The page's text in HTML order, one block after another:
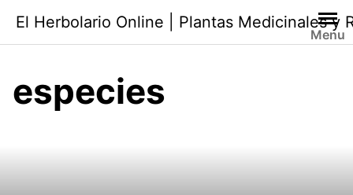
contenido
El Herbolario Online | Plantas Medicinales y
Menu
especies